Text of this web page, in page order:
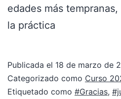
edades más
la práctica
Publicada el 18 de marzo de
Categorizado como Curso
Etiquetado como #Gracias,